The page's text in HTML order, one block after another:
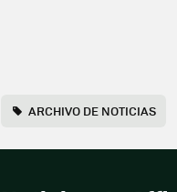
ARCHIVO DE NOTICIAS